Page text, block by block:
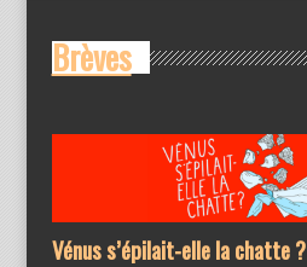
Brèves
Vénus s’épilait-elle la chatte ?